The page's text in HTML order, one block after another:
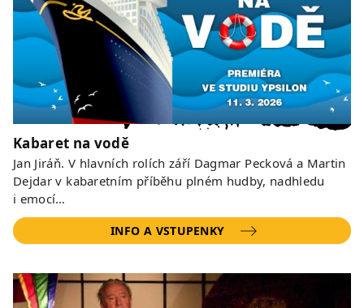
Kabaret na vodě
Jan Jiráň. V hlavních rolích září Dagmar Pecková a Martin
Dejdar v kabaretním příběhu plném hudby, nadhledu
i emocí…
INFO A VSTUPENKY